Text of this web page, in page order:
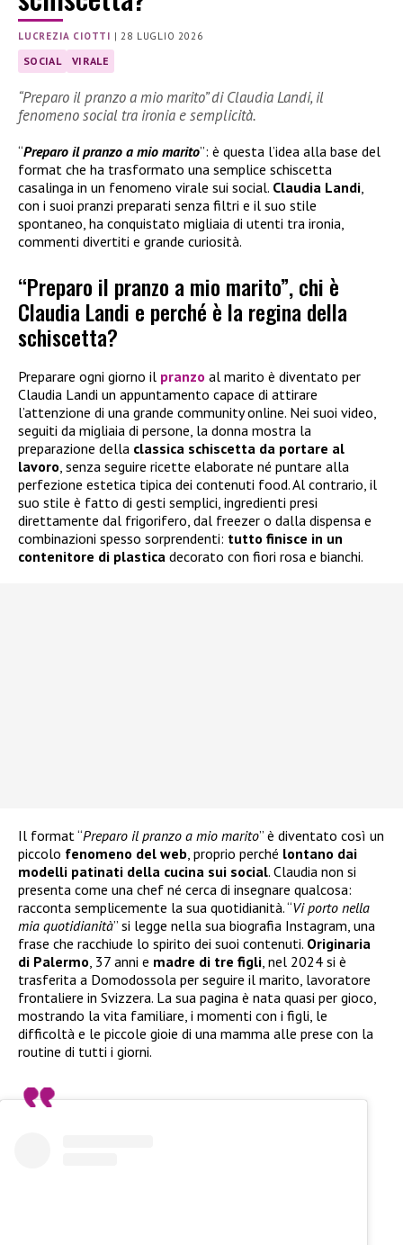
LUCREZIA CIOTTI | 28 LUGLIO 2026
SOCIAL VIRALE
“Preparo il pranzo a mio marito” di Claudia Landi, il
fenomeno social tra ironia e semplicità.
“Preparo il pranzo a mio marito”: è questa l’idea alla base del
format che ha trasformato una semplice schiscetta
casalinga in un fenomeno virale sui social. Claudia Landi
con i suoi pranzi preparati senza filtri e il suo stile
spontaneo, ha conquistato migliaia di utenti tra ironia,
commenti divertiti e grande curiosità.
“Preparo il pranzo a mio marito”, chi è
Claudia Landi e perché è la regina della
schiscetta?
Preparare ogni giorno il pranzo al marito è diventato per
Claudia Landi un appuntamento capace di attirare
l’attenzione di una grande community online. Nei suoi video,
seguiti da migliaia di persone, la donna mostra la
preparazione della classica schiscetta da portare al
lavoro , senza seguire ricette elaborate né puntare alla
perfezione estetica tipica dei contenuti food. Al contrario, il
suo stile è fatto di gesti semplici, ingredienti presi
direttamente dal frigorifero, dal freezer o dalla dispensa e
combinazioni spesso sorprendenti: tutto finisce in un
contenitore di plastica decorato con fiori rosa e bianchi.
Il format “Preparo il pranzo a mio marito” è diventato così un
piccolo fenomeno del web , proprio perché lontano dai
modelli patinati della cucina sui social. Claudia non si
presenta come una chef né cerca di insegnare qualcosa:
racconta semplicemente la sua quotidianità. “Vi porto nella
mia quotidianità” si legge nella sua biografia Instagram, una
frase che racchiude lo spirito dei suoi contenuti. Originaria
di Palermo , 37 anni e madre di tre figli , nel 2024 si è
trasferita a Domodossola per seguire il marito, lavoratore
frontaliere in Svizzera. La sua pagina è nata quasi per gioco,
mostrando la vita familiare, i momenti con i figli, le
difficoltà e le piccole gioie di una mamma alle prese con la
routine di tutti i giorni.